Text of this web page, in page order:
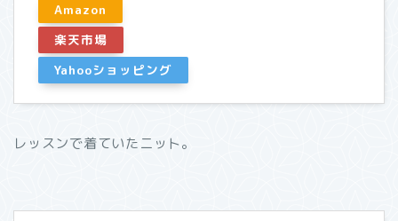
Amazon
楽天市場
Yahooショッピング
レッスンで着ていたニット。